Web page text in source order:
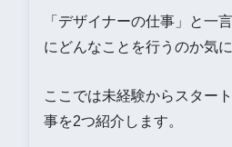
「デザイナーの仕事」と一
にどんなことを行うのか気
ここでは未経験からスター
事を2つ紹介します。